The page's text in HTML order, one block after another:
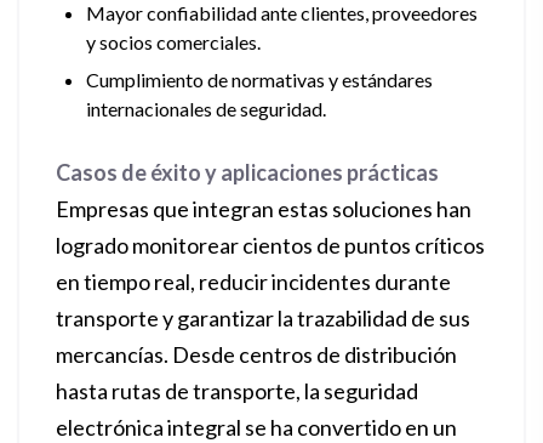
Mayor confiabilidad ante clientes, proveedores
y socios comerciales.
Cumplimiento de normativas y estándares
internacionales de seguridad.
Casos de éxito y aplicaciones prácticas
Empresas que integran estas soluciones han
logrado monitorear cientos de puntos críticos
en tiempo real, reducir incidentes durante
transporte y garantizar la trazabilidad de sus
mercancías. Desde centros de distribución
hasta rutas de transporte, la seguridad
electrónica integral se ha convertido en un